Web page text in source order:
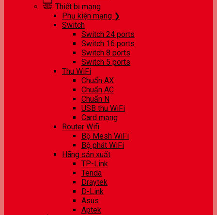
Thiết bị mạng
Phụ kiện mạng ❯
Switch
Switch 24 ports
Switch 16 ports
Switch 8 ports
Switch 5 ports
Thu WiFi
Chuẩn AX
Chuẩn AC
Chuẩn N
USB thu WiFi
Card mạng
Router Wifi
Bộ Mesh WiFi
Bộ phát WiFi
Hãng sản xuất
TP-Link
Tenda
Draytek
D-Link
Asus
Aptek